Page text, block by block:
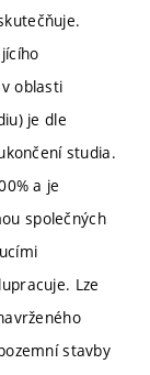
oblasti
je dle
studia.
a je
společných
Lze
stavby